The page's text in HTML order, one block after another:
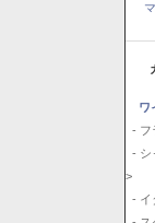
カ
ワ
- フ
- シ
>
- イ